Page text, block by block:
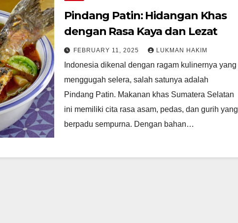
Pindang Patin: Hidangan Khas
dengan Rasa Kaya dan Lezat
FEBRUARY 11, 2025 LUKMAN HAKIM
Indonesia dikenal dengan ragam kulinernya yang
menggugah selera, salah satunya adalah
Pindang Patin. Makanan khas Sumatera Selatan
ini memiliki cita rasa asam, pedas, dan gurih yang
berpadu sempurna. Dengan bahan…